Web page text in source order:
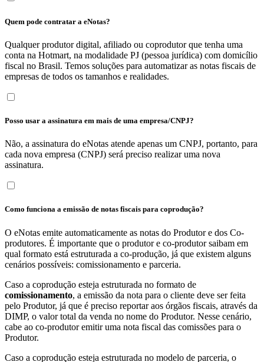
Quem pode contratar a eNotas?
Qualquer produtor digital, afiliado ou coprodutor que tenha uma
conta na Hotmart, na modalidade PJ (pessoa jurídica) com domicílio
fiscal no Brasil. Temos soluções para automatizar as notas fiscais de
empresas de todos os tamanhos e realidades.
Posso usar a assinatura em mais de uma empresa/CNPJ?
Não, a assinatura do eNotas atende apenas um CNPJ, portanto, para
cada nova empresa (CNPJ) será preciso realizar uma nova
assinatura.
Como funciona a emissão de notas fiscais para coprodução?
O eNotas emite automaticamente as notas do Produtor e dos Co-
produtores. É importante que o produtor e co-produtor saibam em
qual formato está estruturada a co-produção, já que existem alguns
cenários possíveis: comissionamento e parceria.
Caso a coprodução esteja estruturada no formato de
comissionamento, a emissão da nota para o cliente deve ser feita
pelo Produtor, já que é preciso reportar aos órgãos fiscais, através da
DIMP, o valor total da venda no nome do Produtor. Nesse cenário,
cabe ao co-produtor emitir uma nota fiscal das comissões para o
Produtor.
Caso a coprodução esteja estruturada no modelo de parceria, o